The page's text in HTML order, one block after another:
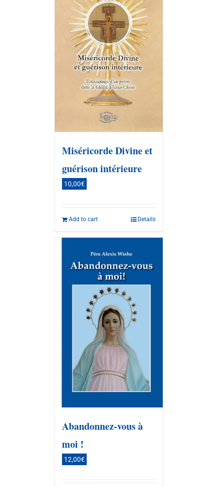
Miséricorde Divine et
guérison intérieure
10,00€
Add to cart Details
Abandonnez-vous à
moi !
12,00€